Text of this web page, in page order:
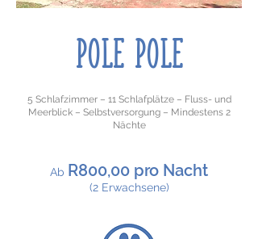
POLE POLE
5 Schlafzimmer – 11 Schlafplätze – Fluss- und
Meerblick – Selbstversorgung – Mindestens 2
Nächte
​Ab R800,00 pro Nacht
(2 Erwachsene)